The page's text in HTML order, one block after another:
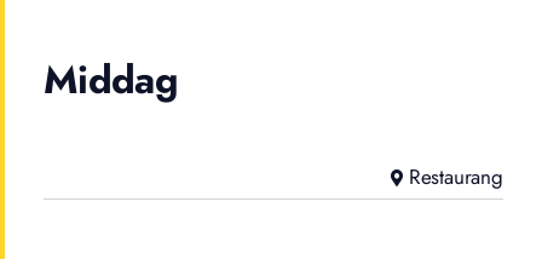
Middag
Restaurang